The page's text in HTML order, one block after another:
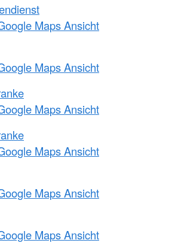
Maps Ansicht
Maps Ansicht
Maps Ansicht
Maps Ansicht
Maps Ansicht
Maps Ansicht